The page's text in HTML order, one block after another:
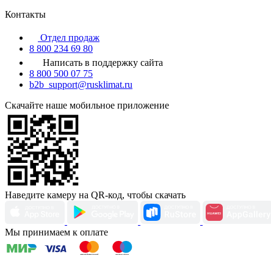
Контакты
Отдел продаж
8 800 234 69 80
Написать в поддержку сайта
8 800 500 07 75
b2b_support@rusklimat.ru
Скачайте наше мобильное приложение
Наведите камеру на QR-код, чтобы скачать
Мы принимаем к оплате